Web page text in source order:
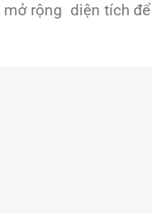
rộng diện tích